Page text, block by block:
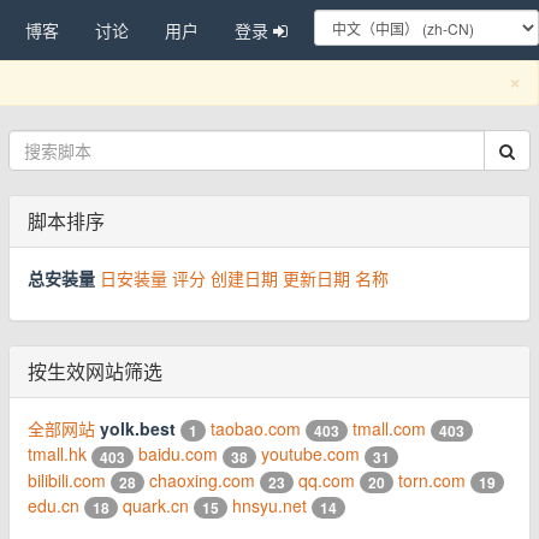
博客 讨论 用户 登录
×
脚本排序
总安装量 日安装量 评分 创建日期 更新日期 名称
按生效网站筛选
全部网站 yolk.best 1 taobao.com 403 tmall.com 403
tmall.hk 403 baidu.com 38 youtube.com 31
bilibili.com 28 chaoxing.com 23 qq.com 20 torn.com 19
edu.cn 18 quark.cn 15 hnsyu.net 14